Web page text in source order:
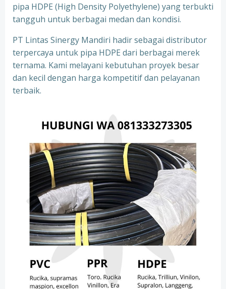
pipa HDPE (High Density Polyethylene) yang terbukti
tangguh untuk berbagai medan dan kondisi.
PT Lintas Sinergy Mandiri hadir sebagai distributor
terpercaya untuk pipa HDPE dari berbagai merek
ternama. Kami melayani kebutuhan proyek besar
dan kecil dengan harga kompetitif dan pelayanan
terbaik.